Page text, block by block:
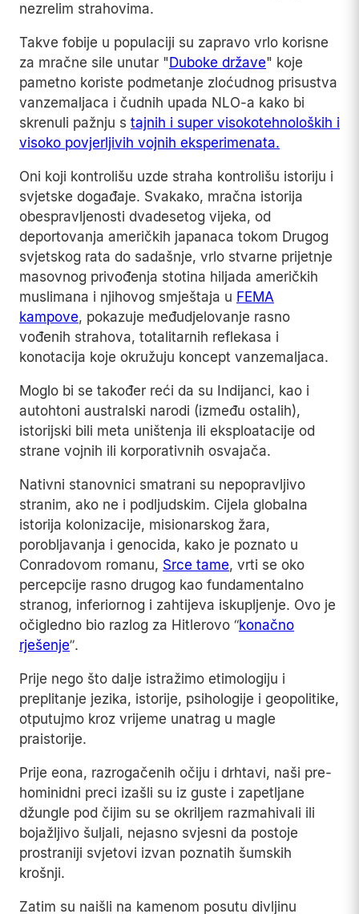
nezrelim strahovima.
Takve fobije u populaciji su zapravo vrlo korisne
za mračne sile unutar " Duboke države" koje
pametno koriste podmetanje zloćudnog prisustva
vanzemaljaca i čudnih upada NLO-a kako bi
skrenuli pažnju s tajnih i super visokotehnoloških i
visoko povjerljivih vojnih eksperimenata.
Oni koji kontrolišu uzde straha kontrolišu istoriju i
svjetske događaje. Svakako, mračna istorija
obespravljenosti dvadesetog vijeka, od
deportovanja američkih japanaca tokom Drugog
svjetskog rata do sadašnje, vrlo stvarne prijetnje
masovnog privođenja stotina hiljada američkih
muslimana i njihovog smještaja u FEMA
kampove, pokazuje međudjelovanje rasno
vođenih strahova, totalitarnih reflekasa i
konotacija koje okružuju koncept vanzemaljaca.
Moglo bi se također reći da su Indijanci, kao i
autohtoni australski narodi (između ostalih),
istorijski bili meta uništenja ili eksploatacije od
strane vojnih ili korporativnih osvajača.
Nativni stanovnici smatrani su nepopravljivo
stranim, ako ne i podljudskim. Cijela globalna
istorija kolonizacije, misionarskog žara,
porobljavanja i genocida, kako je poznato u
Conradovom romanu, Srce tame, vrti se oko
percepcije rasno drugog kao fundamentalno
stranog, inferiornog i zahtijeva iskupljenje. Ovo je
očigledno bio razlog za Hitlerovo “konačno
rješenje”.
Prije nego što dalje istražimo etimologiju i
preplitanje jezika, istorije, psihologije i geopolitike,
otputujmo kroz vrijeme unatrag u magle
praistorije.
Prije eona, razrogačenih očiju i drhtavi, naši pre-
hominidni preci izašli su iz guste i zapetljane
džungle pod čijim su se okriljem razmahivali ili
bojažljivo šuljali, nejasno svjesni da postoje
prostraniji svjetovi izvan poznatih šumskih
krošnji.
Zatim su naišli na kamenom posutu divljinu